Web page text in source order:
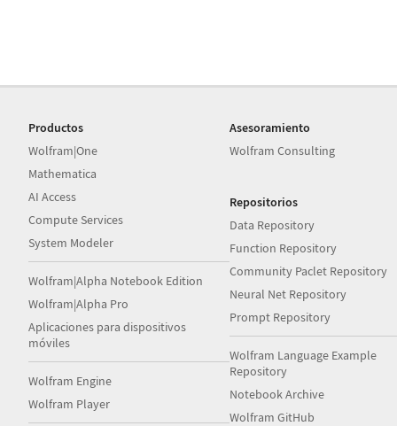
Productos
Wolfram|One
Mathematica
AI Access
Compute Services
System Modeler
Wolfram|Alpha Notebook Edition
Wolfram|Alpha Pro
Aplicaciones para dispositivos
móviles
Wolfram Engine
Wolfram Player
Asesoramiento
Wolfram Consulting
Repositorios
Data Repository
Function Repository
Community Paclet Repository
Neural Net Repository
Prompt Repository
Wolfram Language Example
Repository
Notebook Archive
Wolfram GitHub